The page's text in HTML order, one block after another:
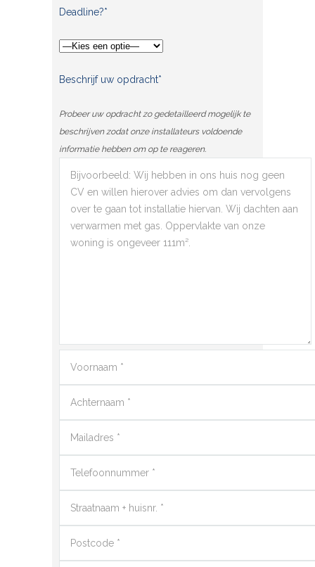
Deadline?*
Beschrijf uw opdracht*
Probeer uw opdracht zo gedetailleerd mogelijk te
beschrijven zodat onze installateurs voldoende
informatie hebben om op te reageren.